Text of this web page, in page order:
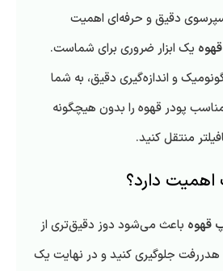
دقیق و حرفه‌ای اهمیت
یک ابزار ضروری برای شماست.
و اندازه‌گیری دقیق، به شما
پودر قهوه را بدون هیچگونه
منتقل کنید.
اهمیت دارد؟
قهوه باعث می‌شود دوز دقیق‌تری از
هدررفت جلوگیری کنید و در نهایت یک